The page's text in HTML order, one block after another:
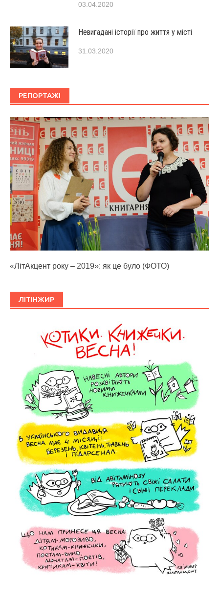
03.04.2020
Невигадані історії про життя у місті
31.03.2020
РЕПОРТАЖІ
«ЛітАкцент року – 2019»: як це було (ФОТО)
ЛІТІНЖИР